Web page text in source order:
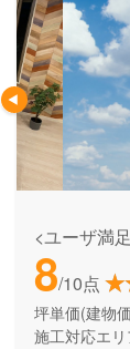
<ユーザ満
8/10点
坪単価(建物
施工対応エリ